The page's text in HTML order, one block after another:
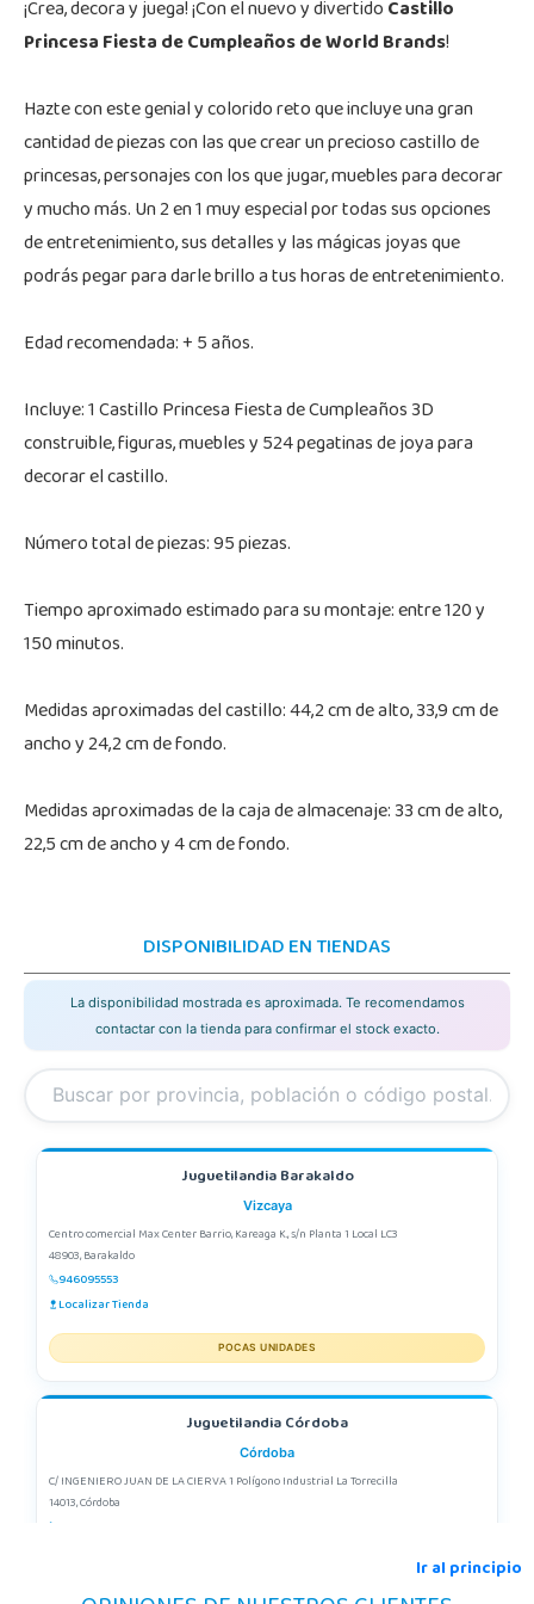
¡Crea, decora y juega! ¡Con el nuevo y divertidoCastillo
Princesa Fiesta de Cumpleaños de World Brands!
Hazte con este genial y colorido reto que incluye una gran
cantidad de piezas con las que crear un precioso castillo de
princesas, personajes con los que jugar, muebles para decorar
y mucho más. Un 2 en 1 muy especial por todas sus opciones
de entretenimiento, sus detalles y las mágicas joyas que
podrás pegar para darle brillo a tus horas de entretenimiento.
Edad recomendada: + 5 años.
Incluye: 1 Castillo Princesa Fiesta de Cumpleaños 3D
construible, figuras, muebles y 524 pegatinas de joya para
decorar el castillo.
Número total de piezas: 95 piezas.
Tiempo aproximado estimado para su montaje: entre 120 y
150 minutos.
Medidas aproximadas del castillo: 44,2 cm de alto, 33,9 cm de
ancho y 24,2 cm de fondo.
Medidas aproximadas de la caja de almacenaje: 33 cm de alto,
22,5 cm de ancho y 4 cm de fondo.
DISPONIBILIDAD EN TIENDAS
La disponibilidad mostrada es aproximada. Te recomendamos
contactar con la tienda para confirmar el stock exacto.
Juguetilandia Barakaldo
Vizcaya
Centro comercial Max Center Barrio, Kareaga K., s/n Planta 1 Local LC3
48903, Barakaldo
946095553
Localizar Tienda
POCAS UNIDADES
Juguetilandia Córdoba
Córdoba
C/ INGENIERO JUAN DE LA CIERVA 1 Polígono Industrial La Torrecilla
14013, Córdoba
Ir al principio